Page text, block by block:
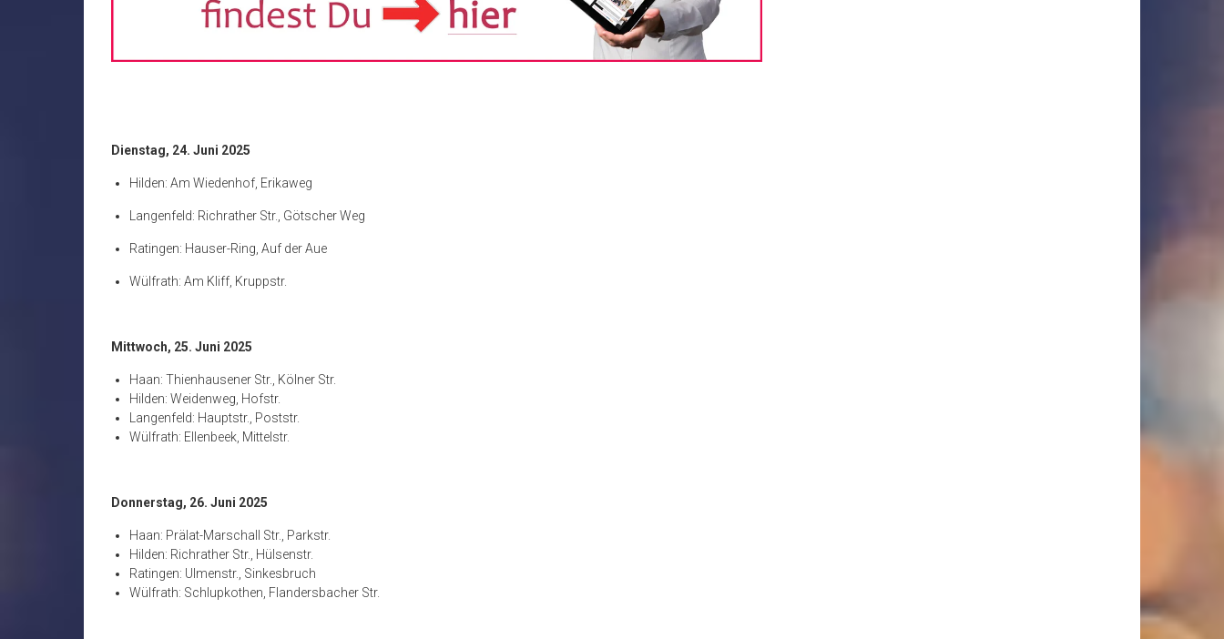
Dienstag, 24. Juni 2025
Hilden: Am Wiedenhof, Erikaweg
Langenfeld: Richrather Str., Götscher Weg
Ratingen: Hauser-Ring, Auf der Aue
Wülfrath: Am Kliff, Kruppstr.
Mittwoch, 25. Juni 2025
Haan: Thienhausener Str., Kölner Str.
Hilden: Weidenweg, Hofstr.
Langenfeld: Hauptstr., Poststr.
Wülfrath: Ellenbeek, Mittelstr.
Donnerstag, 26. Juni 2025
Haan: Prälat-Marschall Str., Parkstr.
Hilden: Richrather Str., Hülsenstr.
Ratingen: Ulmenstr., Sinkesbruch
Wülfrath: Schlupkothen, Flandersbacher Str.